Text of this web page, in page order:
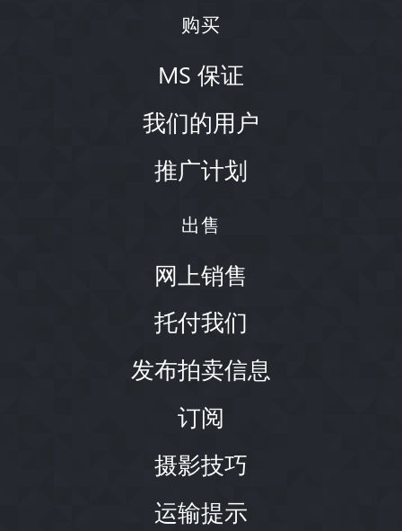
购买
MS 保证
我们的用户
推广计划
出售
网上销售
托付我们
发布拍卖信息
订阅
摄影技巧
运输提示